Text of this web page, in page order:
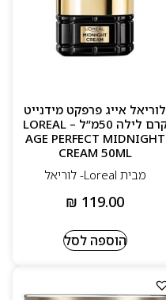
לוריאל אייג פרפקט מידנייט
קרם לילה 50מ”ל – LOREAL
AGE PERFECT MIDNIGHT
CREAM 50ML
מבית Loreal- לוריאל
₪ 119.00
הוספה לסל